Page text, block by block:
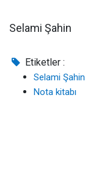
Selami Şahin
Etiketler :
Selami Şahin
Nota kitabı